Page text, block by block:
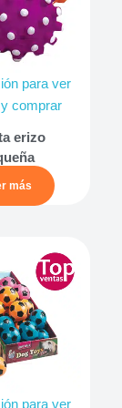
para ver
comprar
erizo
más
para ver